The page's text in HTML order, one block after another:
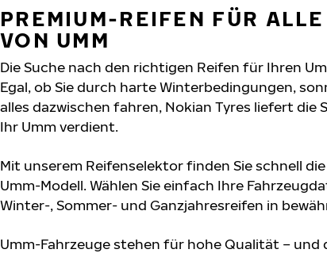
PREMIUM-REIFEN FÜR
VON UMM
Die Suche nach den richtigen Reifen für Ihren
Egal, ob Sie durch harte Winterbedingungen,
alles dazwischen fahren, Nokian Tyres liefert die
Ihr Umm verdient.
Mit unserem Reifenselektor finden Sie schnell
Umm-Modell. Wählen Sie einfach Ihre
Winter-, Sommer- und Ganzjahresreifen in
Umm-Fahrzeuge stehen für hohe Qualität – und